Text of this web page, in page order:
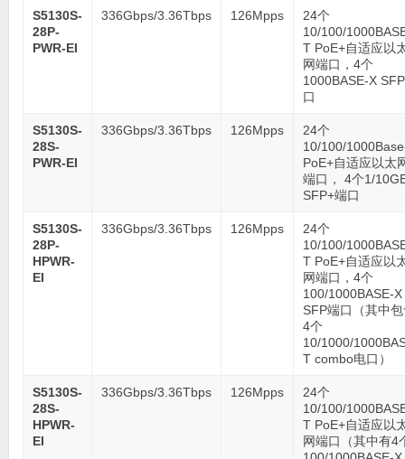
S5130S-
28P-
PWR-EI
336Gbps/3.36Tbps 126Mpps
24个
10/100/
T PoE+自适应以
网端口，4个
1000BASE-X
口
S5130S-
28S-
PWR-EI
336Gbps/3.36Tbps 126Mpps
24个
10/100/
PoE+自适应以太
端口， 4个1/
SFP+端口
S5130S-
28P-
HPWR-
EI
336Gbps/3.36Tbps 126Mpps
24个
10/100/
T PoE+自适应以
网端口，4个
100/1000BASE-X
SFP端口（其中
4个
10/1000/
T combo电口）
S5130S-
28S-
HPWR-
EI
336Gbps/3.36Tbps 126Mpps
24个
10/100/
T PoE+自适应以
网端口（其中有4